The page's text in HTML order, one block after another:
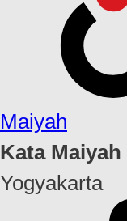
Maiyah
Kata Maiyah
Yogyakarta